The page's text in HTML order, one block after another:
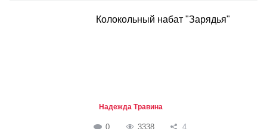
Колокольный набат "Зарядья"
Надежда Травина
0 3338 4